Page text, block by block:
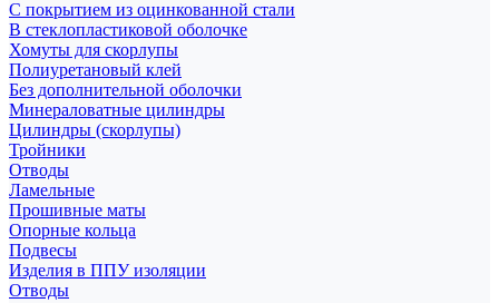
С покрытием из оцинкованной стали
В стеклопластиковой оболочке
Хомуты для скорлупы
Полиуретановый клей
Без дополнительной оболочки
Минераловатные цилиндры
Цилиндры (скорлупы)
Тройники
Отводы
Ламельные
Прошивные маты
Опорные кольца
Подвесы
Изделия в ППУ изоляции
Отводы